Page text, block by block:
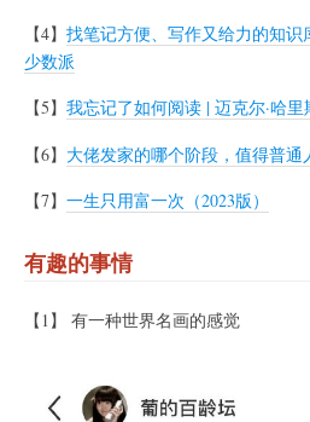
【4】 找笔记方便、写作又给力的知
少数派
【5】 我忘记了如何阅读 | 迈克尔·哈里
【6】 大佬发家的哪个阶段，值得普通
【7】 一生只用富一次（2023版）
有趣的事情
【1】 有一种世界名画的感觉